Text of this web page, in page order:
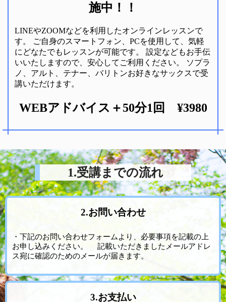
施中！！
LINEやZOOMなどを利用したオンラインレッスンで
す。 ご自身のスマートフォン、PCを使用して、気軽
にどなたでもレッスンが可能です。 設定などもお手伝
いいたしますので、安心してご利用ください。 ソプラ
ノ、アルト、テナー、バリトンお好きなサックスで受
講いただけます。
WEBアドバイス＋50分1回 ¥3980
1.受講までの流れ
2.お問い合わせ
・下記のお問い合わせフォームより、必要事項を記載の上
お申し込みください。 記載いただきましたメールアドレ
ス宛に確認のためのメールが届きます。
3.お支払い